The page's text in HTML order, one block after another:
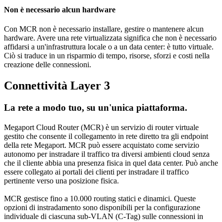
Non è necessario alcun hardware
Con MCR non è necessario installare, gestire o mantenere alcun
hardware. Avere una rete virtualizzata significa che non è necessario
affidarsi a un'infrastruttura locale o a un data center: è tutto virtuale.
Ciò si traduce in un risparmio di tempo, risorse, sforzi e costi nella
creazione delle connessioni.
Connettività Layer 3
La rete a modo tuo, su un'unica piattaforma.
Megaport Cloud Router (MCR) è un servizio di router virtuale
gestito che consente il collegamento in rete diretto tra gli endpoint
della rete Megaport. MCR può essere acquistato come servizio
autonomo per instradare il traffico tra diversi ambienti cloud senza
che il cliente abbia una presenza fisica in quel data center. Può anche
essere collegato ai portali dei clienti per instradare il traffico
pertinente verso una posizione fisica.
MCR gestisce fino a 10.000 routing statici e dinamici. Queste
opzioni di instradamento sono disponibili per la configurazione
individuale di ciascuna sub-VLAN (C-Tag) sulle connessioni in